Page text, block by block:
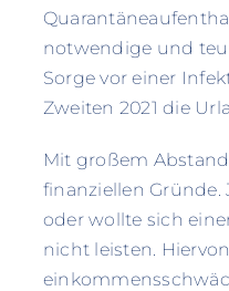
notwendige und
Sorge vor einer
Zweiten 2021 die
Mit großem
finanziellen Gründe.
oder wollte sich
nicht leisten.